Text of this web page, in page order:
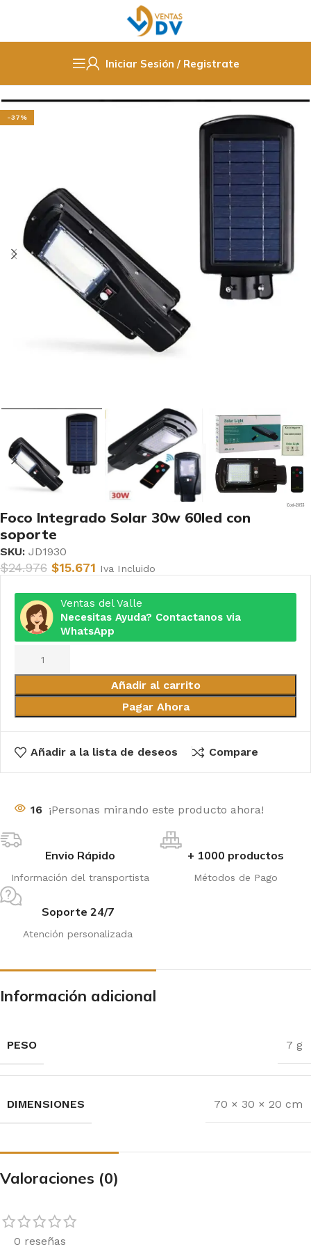
Iniciar Sesión / Registrate
Electricidad Iluminación Iluminación Solar
-37%
Foco Integrado Solar 30w 60led con
soporte
SKU: JD1930
$24.976 $15.671 Iva Incluido
Ventas del Valle
Necesitas Ayuda? Contactanos via
WhatsApp
Añadir al carrito
Pagar Ahora
Añadir a la lista de deseos Compare
16 ¡Personas mirando este producto ahora!
Envio Rápido
Información del transportista
+ 1000 productos
Métodos de Pago
Soporte 24/7
Atención personalizada
Información adicional
PESO 7 g
DIMENSIONES 70 × 30 × 20 cm
Valoraciones (0)
0 reseñas